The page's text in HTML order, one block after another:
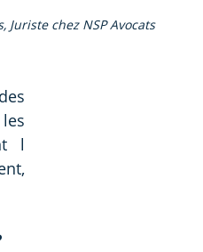
Juriste chez NSP Avocats
l